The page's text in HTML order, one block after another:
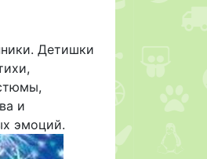
Детишки
и
эмоций.